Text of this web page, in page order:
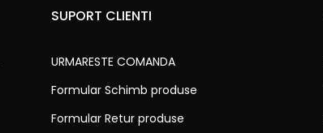
SUPORT CLIENTI
URMARESTE COMANDA
Formular Schimb produse
Formular Retur produse